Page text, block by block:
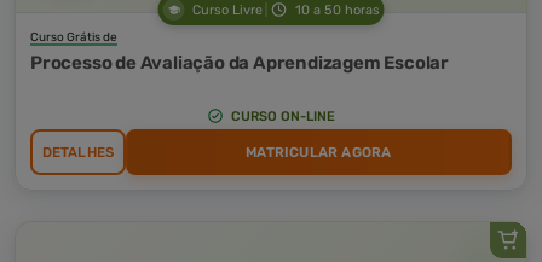
Curso Livre 10 a 50 horas
Curso Grátis de
Processo de Avaliação da Aprendizagem Escolar
CURSO ON-LINE
DETALHES MATRICULAR AGORA